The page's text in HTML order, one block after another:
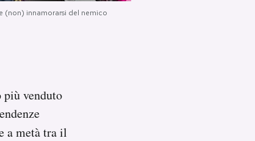
(non) innamorarsi del nemico
venduto
a metà tra il